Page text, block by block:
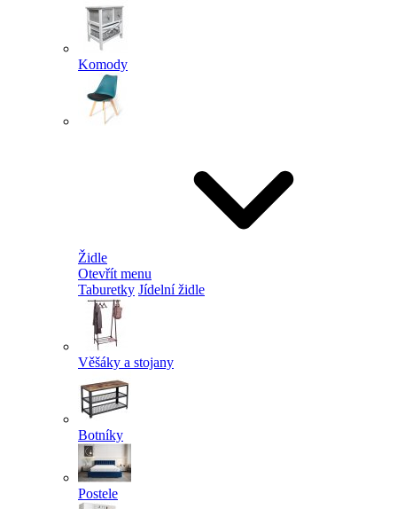
Komody
Židle
Otevřít menu
Taburetky Jídelní židle
Věšáky a stojany
Botníky
Postele